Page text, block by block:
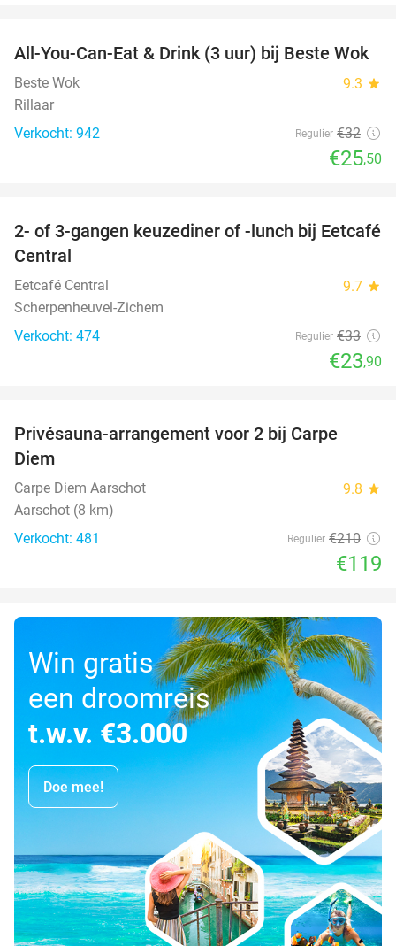
20%
All-You-Can-Eat & Drink (3 uur) bij Beste Wok
Beste Wok 9.3 star
Rillaar
Verkocht: 942
Regulier €32
€25,50
28%
2- of 3-gangen keuzediner of -lunch bij Eetcafé
Central
Eetcafé Central 9.7 star
Scherpenheuvel-Zichem
Verkocht: 474
Regulier €33
€23,90
Privésauna-arrangement voor 2 bij Carpe
Diem
Carpe Diem Aarschot 9.8 star
Aarschot (8 km)
Verkocht: 481
Regulier €210
€119
Win gratis
een droomreis
t.w.v. €3.000
Doe mee!